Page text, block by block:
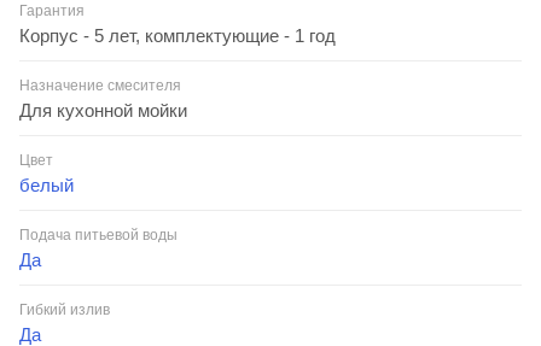
Гарантия
Корпус - 5 лет, комплектующие - 1 год
Назначение смесителя
Для кухонной мойки
Цвет
белый
Подача питьевой воды
Да
Гибкий излив
Да